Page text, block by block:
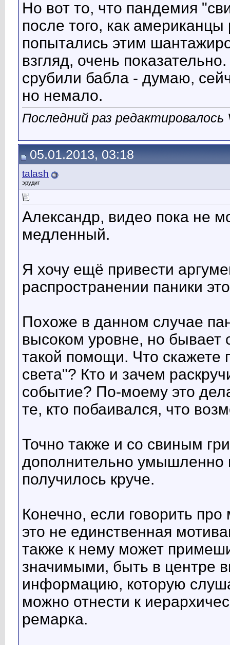
Но вот то, что пандемия
после того, как
попытались этим
взгляд, очень
срубили бабла - думаю,
но немало.
Последний раз
05.01.2013, 03:18
talash
эрудит
Александр, видео пока не
медленный.
Я хочу ещё привести
распространении паники
Похоже в данном случае
высоком уровне, но бывает
такой помощи. Что скажете
света"? Кто и зачем
событие? По-моему это
те, кто побаивался, что
Точно также и со свиным
дополнительно умышленно
получилось круче.
Конечно, если говорить
это не единственная
также к нему может
значимыми, быть в центре
информацию, которую
можно отнести к
ремарка.